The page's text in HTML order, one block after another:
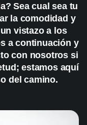
Sea cual sea tu
la comodidad y
vistazo a los
a continuación y
con nosotros si
estamos aquí
del camino.